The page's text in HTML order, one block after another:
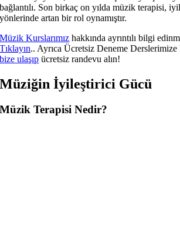
bağlantılı. Son birkaç on yılda müzik terapisi,
yönlerinde artan bir rol oynamıştır.
Müzik Kurslarımız hakkında ayrıntılı bilgi
Tıklayın.. Ayrıca Ücretsiz Deneme Derslerimize
bize ulaşıp ücretsiz randevu alın!
Müziğin İyileştirici Gücü
Müzik Terapisi Nedir?